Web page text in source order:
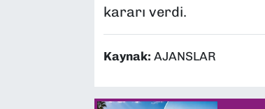
kararı verdi.
Kaynak: AJANSLAR